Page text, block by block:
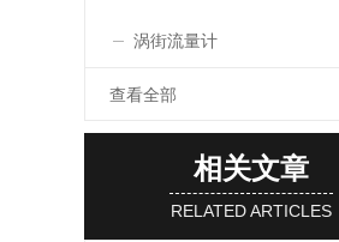
涡街流量计
查看全部
相关文章
RELATED ARTICLES